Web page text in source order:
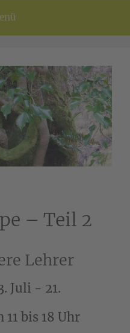
– Teil 2
Lehrer
Juli - 21.
11 bis 18 Uhr